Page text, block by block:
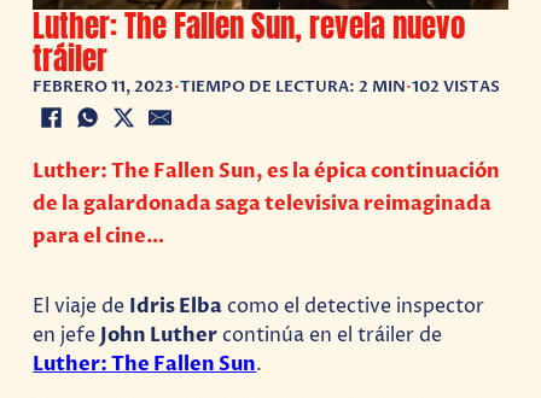
Luther: The Fallen Sun, revela nuevo
tráiler
FEBRERO 11, 2023•TIEMPO DE LECTURA: 2 MIN•102 VISTAS
Luther: The Fallen Sun, es la épica continuación
de la galardonada saga televisiva reimaginada
para el cine…
El viaje de Idris Elbacomo el detective inspector
en jefeJohn Luthercontinúa en el tráiler de
Luther: The Fallen Sun.